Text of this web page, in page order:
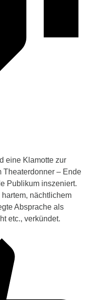
eine Klamotte zur
Theaterdonner – Ende
Publikum inszeniert.
nächtlichem
Absprache als
etc., verkündet.